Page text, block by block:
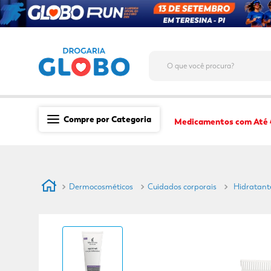
Compre por Categoria
Dermocosméticos
Higiene & Beleza
Conveniência
Medicamentos com Até
Dermocosméticos Cuidados corporais